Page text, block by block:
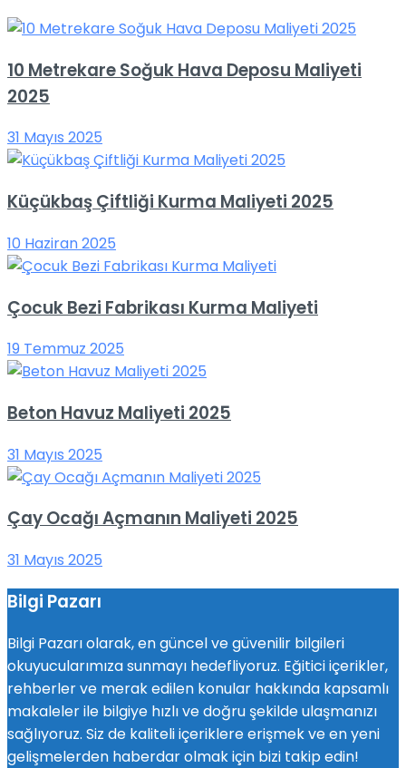
10 Metrekare Soğuk Hava Deposu Maliyeti
2025
31 Mayıs 2025
Küçükbaş Çiftliği Kurma Maliyeti 2025
10 Haziran 2025
Çocuk Bezi Fabrikası Kurma Maliyeti
19 Temmuz 2025
Beton Havuz Maliyeti 2025
31 Mayıs 2025
Çay Ocağı Açmanın Maliyeti 2025
31 Mayıs 2025
Bilgi Pazarı
Bilgi Pazarı olarak, en güncel ve güvenilir bilgileri
okuyucularımıza sunmayı hedefliyoruz. Eğitici içerikler,
rehberler ve merak edilen konular hakkında kapsamlı
makaleler ile bilgiye hızlı ve doğru şekilde ulaşmanızı
sağlıyoruz. Siz de kaliteli içeriklere erişmek ve en yeni
gelişmelerden haberdar olmak için bizi takip edin!